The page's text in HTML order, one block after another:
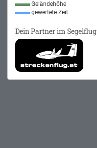
Geländehöhe
gewertete Zeit
Dein Partner im Segelflug